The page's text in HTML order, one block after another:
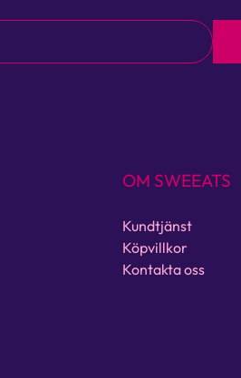
OM SWEEATS
Kundtjänst
Köpvillkor
Kontakta oss